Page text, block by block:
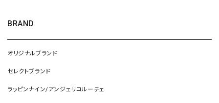
BRAND
オリジナルブランド
セレクトブランド
ラッピンナイン/アンジェリコルーチェ